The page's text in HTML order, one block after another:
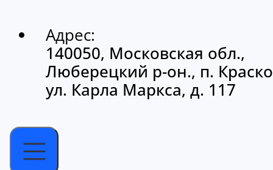
Адрес:
140050, Московская обл.,
Люберецкий р-он., п.
ул. Карла Маркса, д. 117